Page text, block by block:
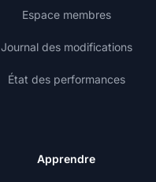
Espace membres
Journal des modifications
État des performances
Apprendre